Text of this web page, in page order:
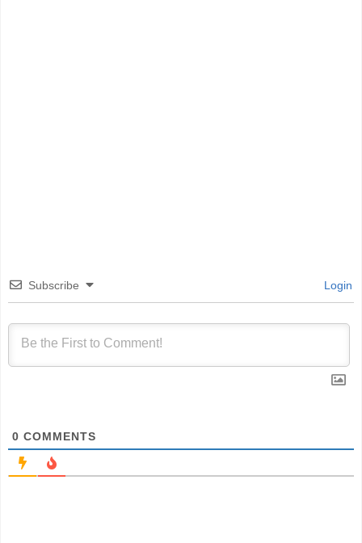
Subscribe Login
0 COMMENTS